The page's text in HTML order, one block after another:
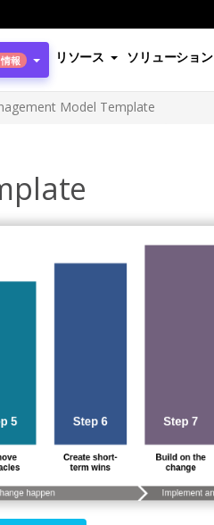
報 リソース ソリューション
Model Template